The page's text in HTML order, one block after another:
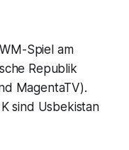
Spiel am
Republik
MagentaTV).
sind Usbekistan